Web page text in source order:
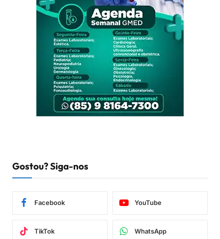
Gostou? Siga-nos
Facebook YouTube
TikTok WhatsApp